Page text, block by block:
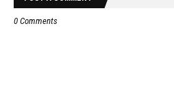
0 Comments